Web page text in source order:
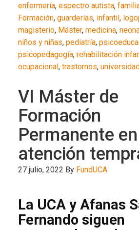
enfermería,espectro autista,
Formación,guarderías, infantil,
magisterio, Máster,medicina,
niños y niñas,pediatría,
psicopedagogía,rehabilitación
ocupacional,trastornos,
VI Máster de
Formación
Permanente en
atención
27 julio, 2022 By FundUCA
La UCA y Afanas
Fernando siguen